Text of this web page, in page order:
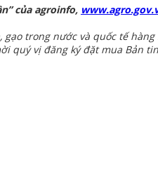
của agroinfo,
trong nước và quốc tế hàng
quý vị đăng ký đặt mua Bản